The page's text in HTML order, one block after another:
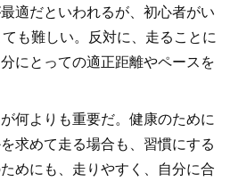
適だといわれるが、初心者がい
も難しい。反対に、走ることに
にとっての適正距離やペースを
何よりも重要だ。健康のために
求めて走る場合も、習慣にする
めにも、走りやすく、自分に合